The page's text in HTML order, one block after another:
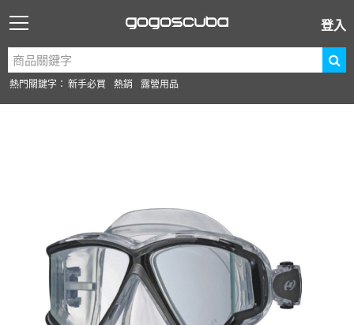
登入
熱門關鍵字： 新手必買 熱銷 露營用品